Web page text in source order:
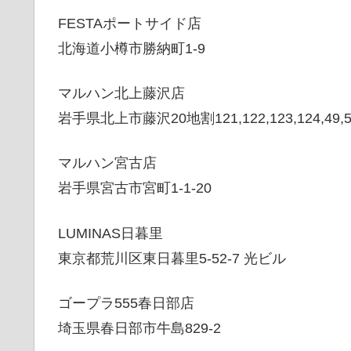
FESTAポートサイド店
北海道小樽市勝納町1-9
マルハン北上藤沢店
岩手県北上市藤沢20地割
マルハン宮古店
岩手県宮古市宮町1-1-20
LUMINAS日暮里
東京都荒川区東日暮里5-52-7 光ビル
ゴープラ555春日部店
埼玉県春日部市牛島829-2